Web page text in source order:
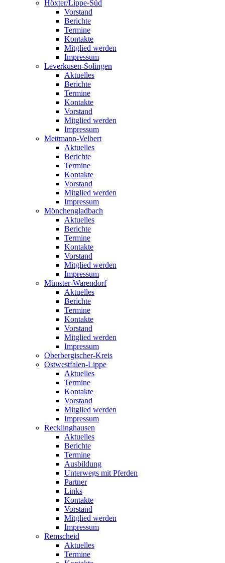
Höxter/Lippe-Süd
Vorstand
Berichte
Termine
Kontakte
Mitglied werden
Impressum
Leverkusen-Solingen
Aktuelles
Berichte
Termine
Kontakte
Vorstand
Mitglied werden
Impressum
Mettmann-Velbert
Aktuelles
Berichte
Termine
Kontakte
Vorstand
Mitglied werden
Impressum
Mönchengladbach
Aktuelles
Berichte
Termine
Kontakte
Vorstand
Mitglied werden
Impressum
Münster-Warendorf
Aktuelles
Berichte
Termine
Kontakte
Vorstand
Mitglied werden
Impressum
Oberbergischer-Kreis
Ostwestfalen-Lippe
Aktuelles
Termine
Kontakte
Vorstand
Mitglied werden
Impressum
Recklinghausen
Aktuelles
Berichte
Termine
Ausbildung
Unterwegs mit Pferden
Partner
Links
Kontakte
Vorstand
Mitglied werden
Impressum
Remscheid
Aktuelles
Termine